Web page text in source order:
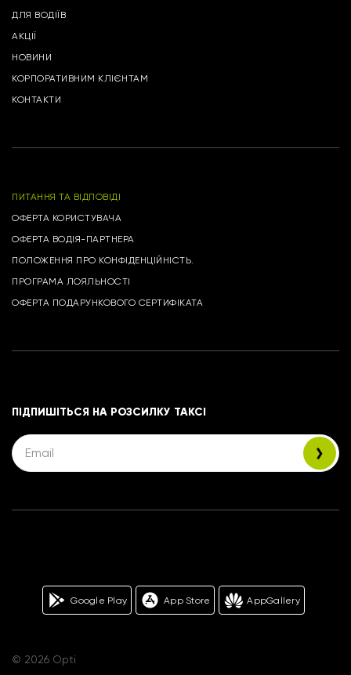
ДЛЯ ВОДІЇВ
АКЦІЇ
НОВИНИ
КОРПОРАТИВНИМ КЛІЄНТАМ
КОНТАКТИ
ПИТАННЯ ТА ВІДПОВІДІ
ОФЕРТА КОРИСТУВАЧА
ОФЕРТА ВОДІЯ-ПАРТНЕРА
ПОЛОЖЕННЯ ПРО КОНФІДЕНЦІЙНІСТЬ.
ПРОГРАМА ЛОЯЛЬНОСТІ
ОФЕРТА ПОДАРУНКОВОГО СЕРТИФІКАТА
ПІДПИШІТЬСЯ НА РОЗСИЛКУ ТАКСІ
Google Play App Store AppGallery
© 2026 Opti